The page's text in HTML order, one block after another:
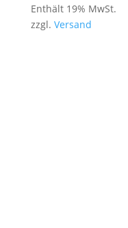
Enthält 19% MwSt.
zzgl. Versand